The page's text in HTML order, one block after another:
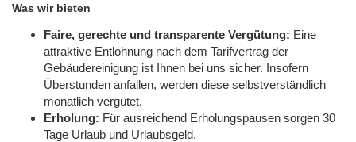
Was wir bieten
Faire, gerechte und transparente Vergütung: Eine
attraktive Entlohnung nach dem Tarifvertrag der
Gebäudereinigung ist Ihnen bei uns sicher. Insofern
Überstunden anfallen, werden diese selbstverständlich
monatlich vergütet.
Erholung: Für ausreichend Erholungspausen sorgen 30
Tage Urlaub und Urlaubsgeld.